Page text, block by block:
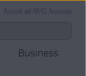
Accedi ad AVG Account
Business